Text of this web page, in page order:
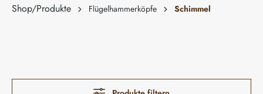
Shop/Produkte Flügelhammerköpfe Schimmel